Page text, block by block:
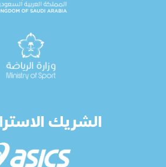
الشريك